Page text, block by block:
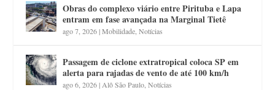
Obras do complexo viário entre Pirituba e Lapa
entram em fase avançada na Marginal Tietê
ago 7, 2026|Mobilidade ,Notícias
Passagem de ciclone extratropical coloca SP em
alerta para rajadas de vento de até 100 km/h
ago 6, 2026| Alô São Paulo ,Notícias